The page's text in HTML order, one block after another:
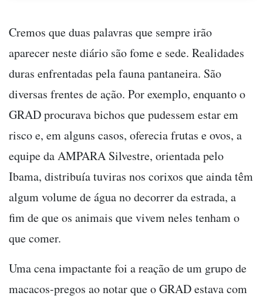
Cremos que duas palavras que sempre irão
aparecer neste diário são fome e sede. Realidades
duras enfrentadas pela fauna pantaneira. São
diversas frentes de ação. Por exemplo, enquanto o
GRAD procurava bichos que pudessem estar em
risco e, em alguns casos, oferecia frutas e ovos, a
equipe da AMPARA Silvestre, orientada pelo
Ibama, distribuía tuviras nos corixos que ainda têm
algum volume de água no decorrer da estrada, a
fim de que os animais que vivem neles tenham o
que comer.
Uma cena impactante foi a reação de um grupo de
macacos-pregos ao notar que o GRAD estava com